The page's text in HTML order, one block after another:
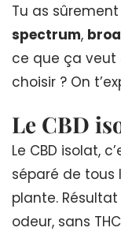
Tu as
spectrum,
ce que ça
choisir ? On
Le CBD
Le CBD isolat,
séparé de tous
plante.
odeur, sans